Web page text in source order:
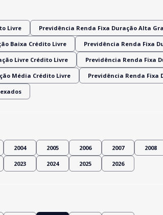
Livre Previdência Renda Fixa Duração Alta
Baixa Crédito Livre Previdência Renda Fixa
Livre Crédito Livre Previdência Renda Fixa
Média Crédito Livre Previdência Renda Fixa
2004 2005 2006 2007 2008
2023 2024 2025 2026